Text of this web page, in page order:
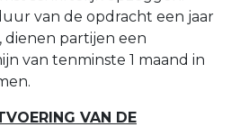
van de opdracht een jaar
dienen partijen een
van tenminste 1 maand in
VAN DE